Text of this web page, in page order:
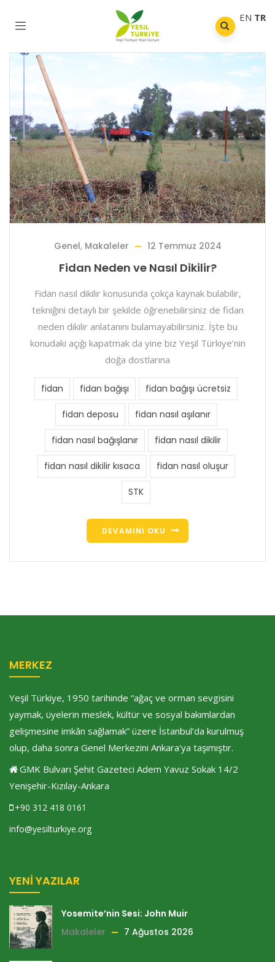
Genel, Makaleler 12 Temmuz 2024
Fidan Neden ve Nasıl Dikilir?
Fidan nasıl dikilir konusunda çokça kaynak bulabilir,
tekniğini detaylı bir şekilde öğrenebilirsiniz de fidan
neden dikilir anlatanını bulamayabilirsiniz. İşte bu
konudaki açığı kapatmak da yine biz Yeşil Türkiye’nin
doğa dostlarına
fidan fidan bağışı fidan bağışı ücretsiz
fidan deposu fidan nasıl aşılanır
fidan nasıl bağışlanır fidan nasıl dikilir
fidan nasıl dikilir kısaca fidan nasıl oluşur
STK
DEVAMINI OKU
MERKEZ
Yeşil Türkiye, 1950 tarihinde “ağaç ve orman sevgisini
yaymak, üyelerin meslek, kültür ve sosyal bakımlardan
gelişmesine imkân sağlamak” üzere İstanbul’da kurulmuş
olup, daha sonra Genel Merkezini Ankara'ya taşımıştır.
GMK Bulvarı Şehit Gazeteci Adem Yavuz Sokak 14/2
Yenişehir-Kızılay-Ankara
+90 312 418 0161
info@yesilturkiye.org
YENI YAZILAR
Yosemite’nin Sesi: John Muir
Makaleler
7 Ağustos 2026
EN TR